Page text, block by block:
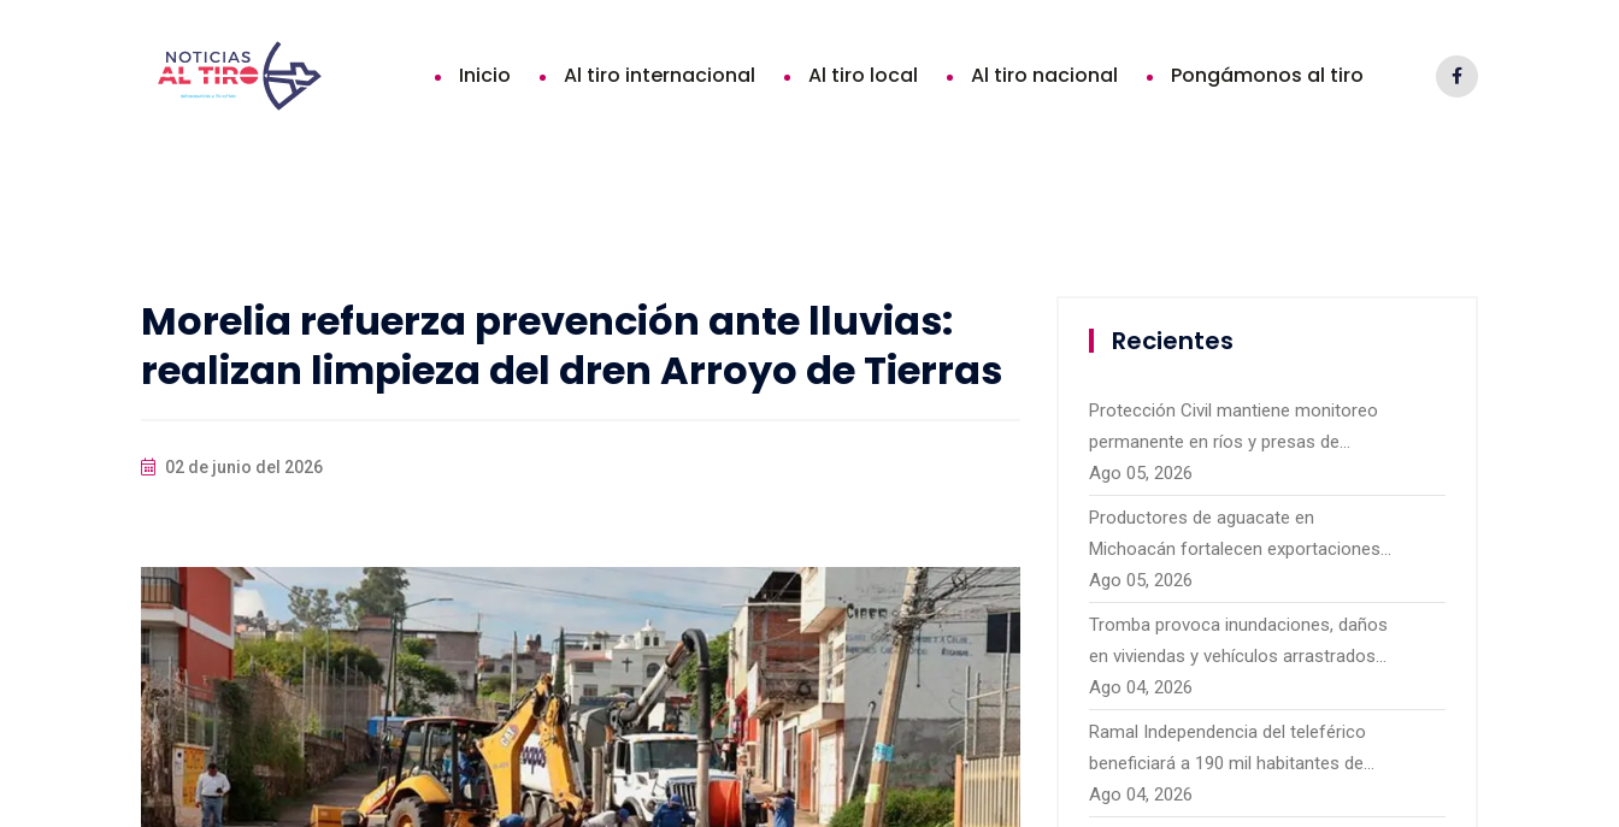
Inicio Al tiro internacional Al tiro local Al tiro nacional Pongámonos al tiro
Morelia refuerza prevención ante lluvias:
realizan limpieza del dren Arroyo de Tierras
02 de junio del 2026
Recientes
Protección Civil mantiene monitoreo
permanente en ríos y presas de
Michoacán por temporal de lluvias
Ago 05, 2026
Productores de aguacate en
Michoacán fortalecen exportaciones
con nuevos mercados
Ago 05, 2026
Tromba provoca inundaciones, daños
en viviendas y vehículos arrastrados
en Pátzcuaro
Ago 04, 2026
Ramal Independencia del teleférico
beneficiará a 190 mil habitantes de
Morelia
Ago 04, 2026